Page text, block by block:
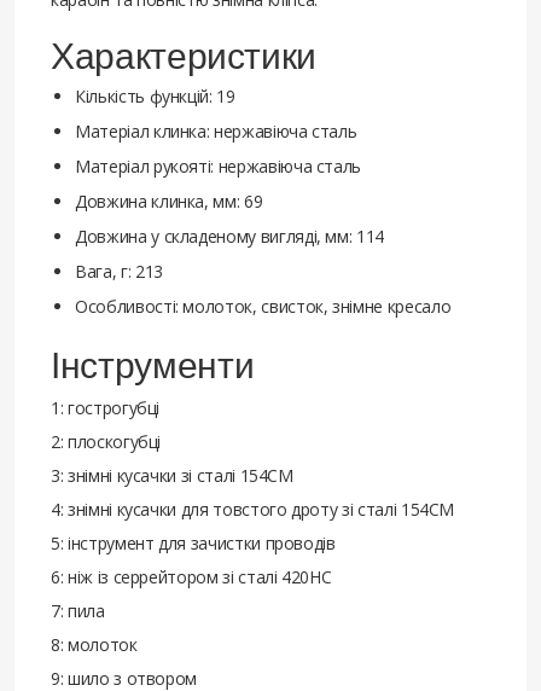
Характеристики
Кількість функцій: 19
Матеріал клинка: нержавіюча сталь
Матеріал рукояті: нержавіюча сталь
Довжина клинка, мм: 69
Довжина у складеному вигляді, мм: 114
Вага, г: 213
Особливості: молоток, свисток, знімне кресало
Інструменти
1: гострогубці
2: плоскогубці
3: знімні кусачки зі сталі 154СМ
4: знімні кусачки для товстого дроту зі сталі 154СМ
5: інструмент для зачистки проводів
6: ніж із серрейтором зі сталі 420НС
7: пила
8: молоток
9: шило з отвором